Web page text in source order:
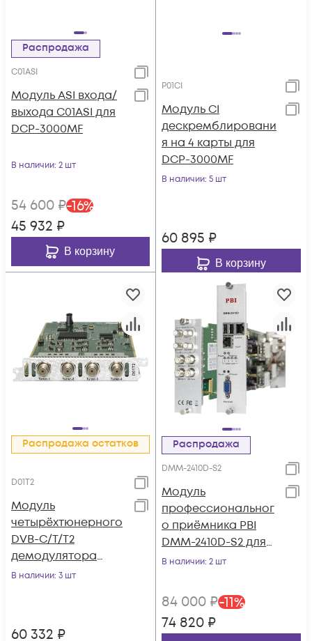
Распродажа
C01ASI
Модуль ASI входа/
выхода C01ASI для
DCP-3000MF
В наличии: 2 шт
54 600 ₽-16%
45 932 ₽
В корзину
P01CI
Модуль CI
дескремблировани
я на 4 карты для
DCP-3000MF
В наличии: 5 шт
60 895 ₽
В корзину
Распродажа остатков
D01T2
Модуль
четырёхтюнерного
DVB-C/T/T2
демодулятора
D01T2 для DCP-
В наличии: 3 шт
60 332 ₽
Распродажа
DMM-2410D-S2
Модуль
профессиональног
о приёмника PBI
DMM-2410D-S2 для
цифровой ГС PBI
В наличии: 2 шт
84 000 ₽-11%
74 820 ₽